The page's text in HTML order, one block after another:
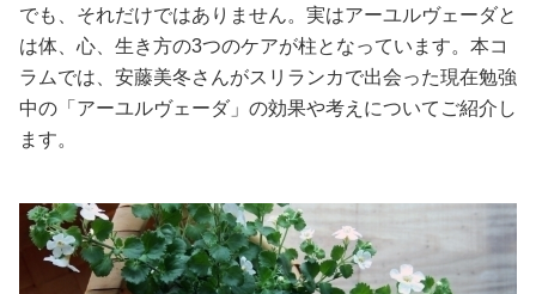
恋愛/結婚/離婚
美容/健康
妊娠/出産/家族
でも、それだけではありません。実はアーユルヴェーダと
は体、心、生き方の3つのケアが柱となっています。本コ
ラムでは、安藤美冬さんがスリランカで出会った現在勉強
中の「アーユルヴェーダ」の効果や考えについてご紹介し
ます。